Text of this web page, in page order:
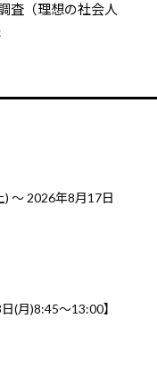
査（理想の社会人
～ 2026年8月17日
(月)8:45～13:00】